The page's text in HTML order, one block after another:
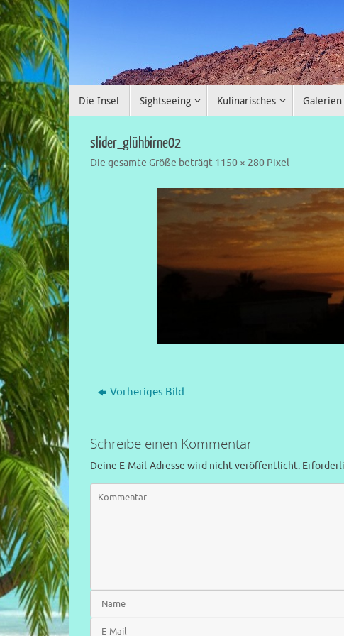
Die Insel Sightseeing Kulinarisches Galerien
slider_glühbirne02
Die gesamte Größe beträgt 1150 × 280 Pixel
Vorheriges Bild
Schreibe einen Kommentar
Deine E-Mail-Adresse wird nicht veröffentlicht.